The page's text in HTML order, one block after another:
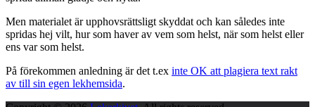
Men materialet är upphovsrättsligt skyddat och kan således inte
spridas hej vilt, hur som haver av vem som helst, när som helst eller
ens var som helst.
På förekommen anledning är det t.ex inte OK att plagiera text rakt
av till sin egen lekhemsida.